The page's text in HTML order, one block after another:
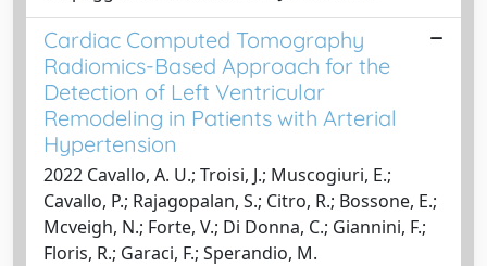
Cardiac Computed Tomography
Radiomics-Based Approach for the
Detection of Left Ventricular
Remodeling in Patients with Arterial
Hypertension
2022 Cavallo, A. U.; Troisi, J.; Muscogiuri, E.;
Cavallo, P.; Rajagopalan, S.; Citro, R.; Bossone, E.;
Mcveigh, N.; Forte, V.; Di Donna, C.; Giannini, F.;
Floris, R.; Garaci, F.; Sperandio, M.